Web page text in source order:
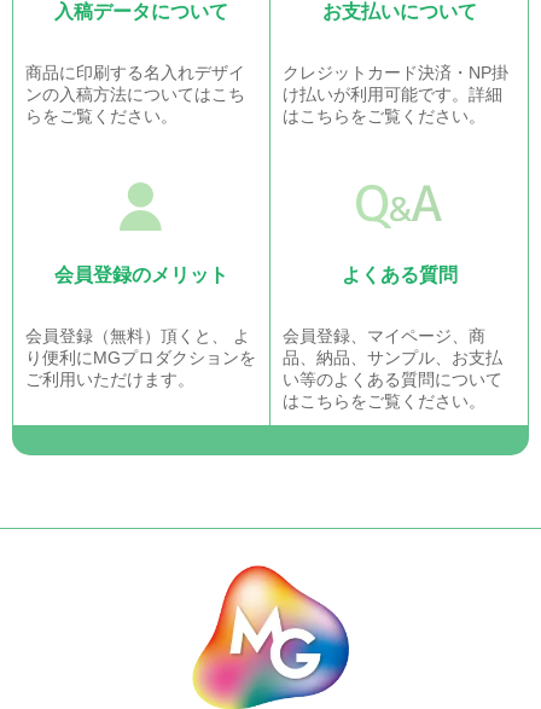
入稿データについて
商品に印刷する名入れデザイ
ンの入稿方法についてはこち
らをご覧ください。
お支払いについて
クレジットカード決済・NP掛
け払いが利用可能です。詳細
はこちらをご覧ください。
会員登録のメリット
会員登録（無料）頂くと、 よ
り便利にMGプロダクションを
ご利用いただけます。
よくある質問
会員登録、マイページ、商
品、納品、サンプル、お支払
い等のよくある質問について
はこちらをご覧ください。